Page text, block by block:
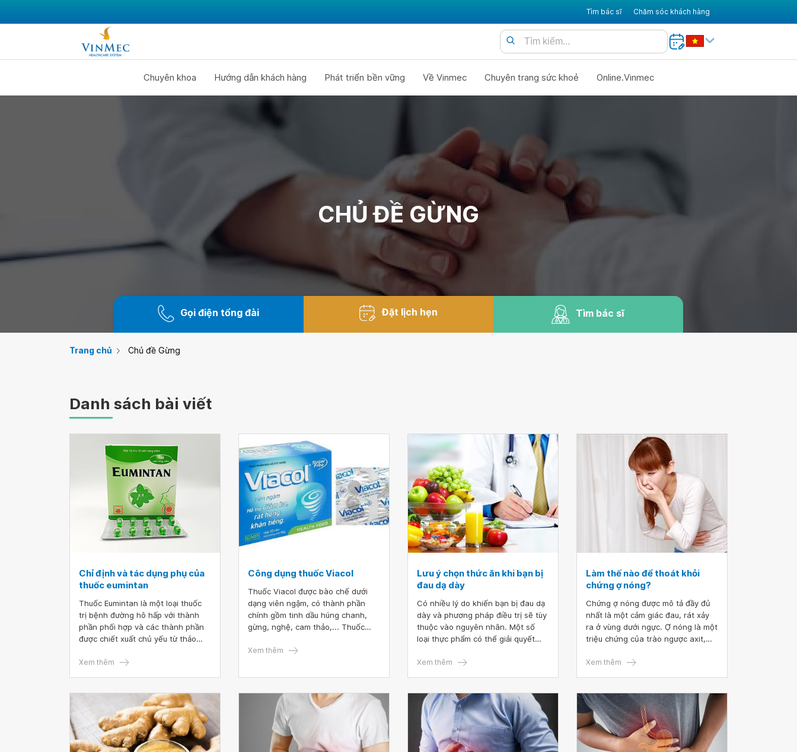
Tìm bác sĩ Chăm sóc khách hàng
Chuyên khoa Hướng dẫn khách hàng Phát triển bền vững Về Vinmec Chuyên trang sức khoẻ Online.Vinmec
CHỦ ĐỀ GỪNG
Gọi điện tổng đài Đặt lịch hẹn Tìm bác sĩ
Trang chủ Chủ đề Gừng
Danh sách bài viết
Chỉ định và tác dụng phụ của
thuốc eumintan
Thuốc Eumintan là một loại thuốc
trị bệnh đường hô hấp với thành
phần phối hợp và các thành phần
được chiết xuất chủ yếu từ thảo
nhiều đối tượng và khá an toàn.
dùng thuốc hay không?
Xem thêm
Công dụng thuốc Viacol
Thuốc Viacol được bào chế dưới
dạng viên ngậm, có thành phần
chính gồm tinh dầu húng chanh,
gừng, nghệ, cam thảo,... Thuốc
họng và ho khan.
Xem thêm
Lưu ý chọn thức ăn khi bạn bị
đau dạ dày
Có nhiều lý do khiến bạn bị đau dạ
dày và phương pháp điều trị sẽ tùy
thuộc vào nguyên nhân. Một số
loại thực phẩm có thể giải quyết
nhanh cảm thấy khá hơn. Vậy
Xem thêm
Làm thế nào để thoát khỏi
chứng ợ nóng?
Chứng ợ nóng được mô tả đầy đủ
nhất là một cảm giác đau, rát xảy
ra ở vùng dưới ngực. Ợ nóng là một
triệu chứng của trào ngược axit,
thực quản, ống dẫn thức ăn và đồ
Xem thêm